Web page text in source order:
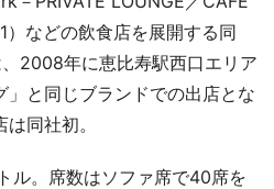
）などの飲食店を展開する同
2008年に恵比寿駅西口エリア
」と同じブランドでの出店とな
同社初。
ル。席数はソファ席で40席を